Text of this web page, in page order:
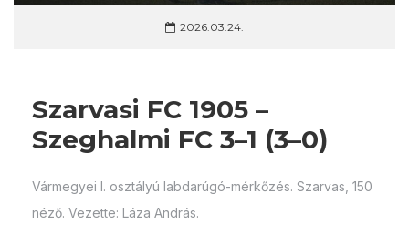
2026.03.24.
Szarvasi FC 1905 –
Szeghalmi FC 3–1 (3–0)
Vármegyei I. osztályú labdarúgó-mérkőzés. Szarvas, 150
néző. Vezette: Láza András.